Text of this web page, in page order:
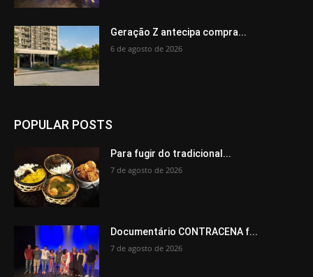
Geração Z antecipa compra...
6 de agosto de 2026
POPULAR POSTS
Para fugir do tradicional...
7 de agosto de 2026
Documentário CONTRACENA f...
7 de agosto de 2026